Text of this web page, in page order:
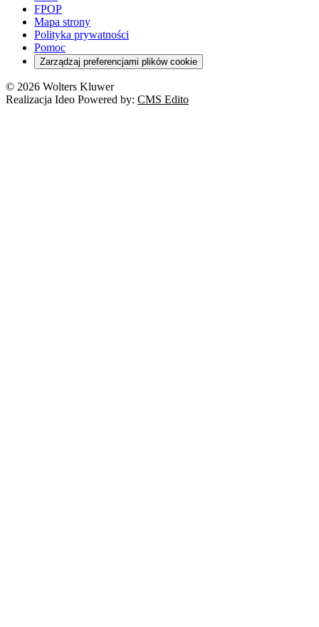
FPOP
Mapa strony
Polityka prywatności
Pomoc
Zarządzaj preferencjami plików cookie
© 2026 Wolters Kluwer
Realizacja Ideo Powered by: CMS Edito